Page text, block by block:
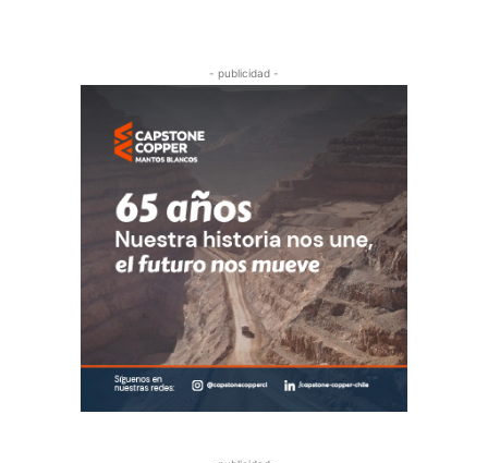
- publicidad -